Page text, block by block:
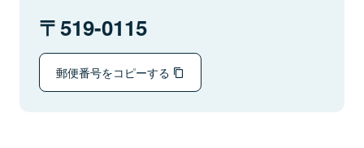
519-0115
郵便番号をコピーする